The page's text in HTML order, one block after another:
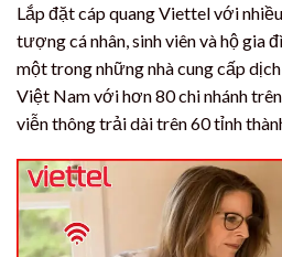
Lắp đặt cáp quang Viettel với
tượng cá nhân, sinh viên và hộ gia
một trong những nhà cung cấp
Việt Nam với hơn 80 chi nhánh
viễn thông trải dài trên 60 tỉnh